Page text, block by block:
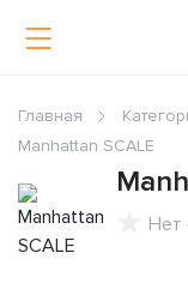
Главная
Manhattan SCALE
Нет